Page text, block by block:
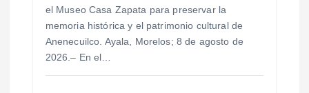
el Museo Casa Zapata para preservar la
memoria histórica y el patrimonio cultural de
Anenecuilco. Ayala, Morelos; 8 de agosto de
2026.– En el…